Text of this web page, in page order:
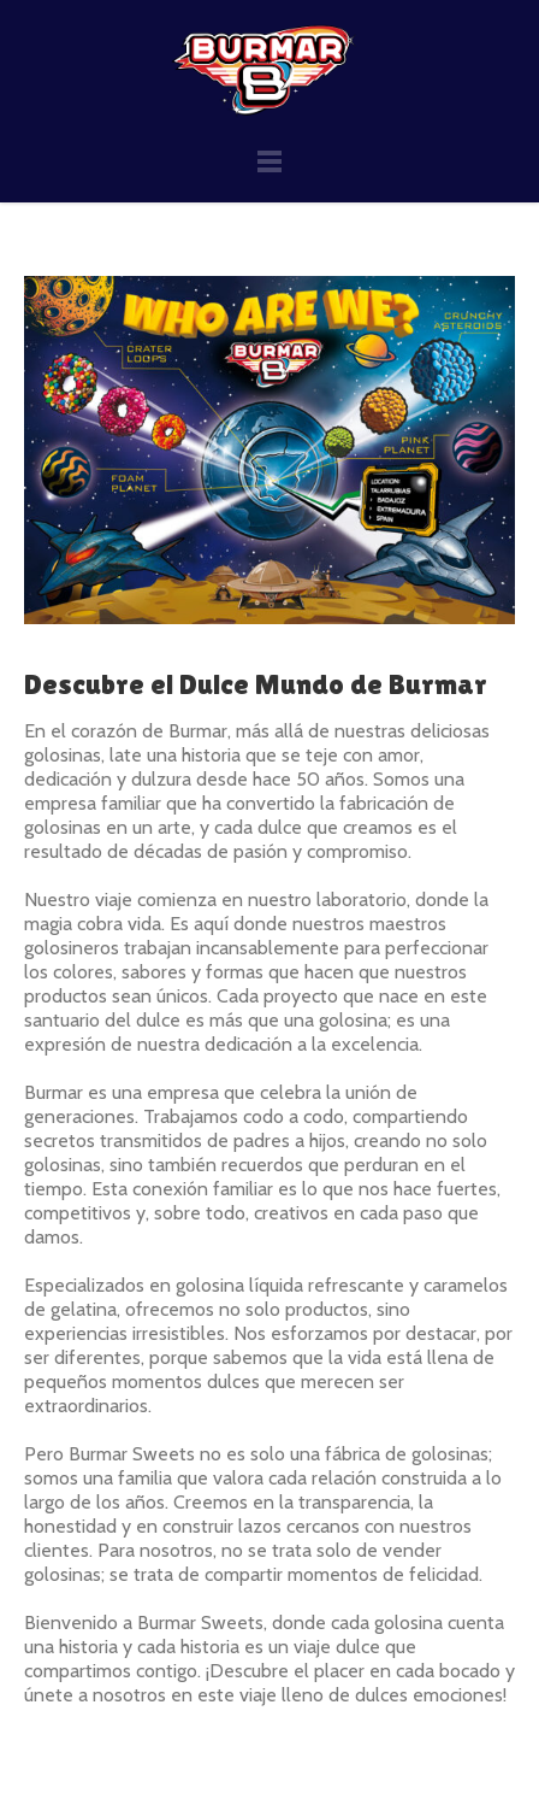
Descubre el Dulce Mundo de Burmar
En el corazón de Burmar, más allá de nuestras deliciosas
golosinas, late una historia que se teje con amor,
dedicación y dulzura desde hace 50 años. Somos una
empresa familiar que ha convertido la fabricación de
golosinas en un arte, y cada dulce que creamos es el
resultado de décadas de pasión y compromiso.
Nuestro viaje comienza en nuestro laboratorio, donde la
magia cobra vida. Es aquí donde nuestros maestros
golosineros trabajan incansablemente para perfeccionar
los colores, sabores y formas que hacen que nuestros
productos sean únicos. Cada proyecto que nace en este
santuario del dulce es más que una golosina; es una
expresión de nuestra dedicación a la excelencia.
Burmar es una empresa que celebra la unión de
generaciones. Trabajamos codo a codo, compartiendo
secretos transmitidos de padres a hijos, creando no solo
golosinas, sino también recuerdos que perduran en el
tiempo. Esta conexión familiar es lo que nos hace fuertes,
competitivos y, sobre todo, creativos en cada paso que
damos.
Especializados en golosina líquida refrescante y caramelos
de gelatina, ofrecemos no solo productos, sino
experiencias irresistibles. Nos esforzamos por destacar, por
ser diferentes, porque sabemos que la vida está llena de
pequeños momentos dulces que merecen ser
extraordinarios.
Pero Burmar Sweets no es solo una fábrica de golosinas;
somos una familia que valora cada relación construida a lo
largo de los años. Creemos en la transparencia, la
honestidad y en construir lazos cercanos con nuestros
clientes. Para nosotros, no se trata solo de vender
golosinas; se trata de compartir momentos de felicidad.
Bienvenido a Burmar Sweets, donde cada golosina cuenta
una historia y cada historia es un viaje dulce que
compartimos contigo. ¡Descubre el placer en cada bocado y
únete a nosotros en este viaje lleno de dulces emociones!